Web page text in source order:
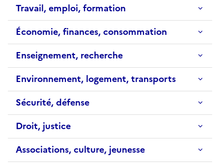
Travail, emploi, formation
Économie, finances, consommation
Enseignement, recherche
Environnement, logement, transports
Sécurité, défense
Droit, justice
Associations, culture, jeunesse